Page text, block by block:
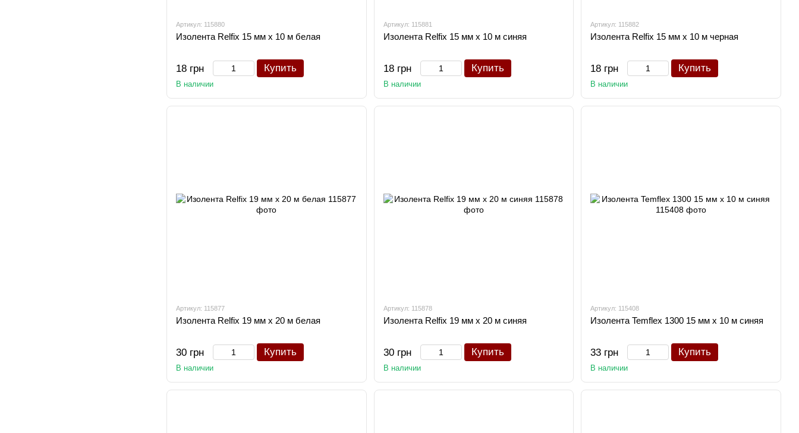
Артикул: 115880
Изолента Relfix 15 мм х 10 м белая
18 грн Купить
В наличии
Артикул: 115881
Изолента Relfix 15 мм х 10 м синяя
18 грн Купить
В наличии
Артикул: 115882
Изолента Relfix 15 мм х 10 м черная
18 грн Купить
В наличии
Артикул: 115877
Изолента Relfix 19 мм х 20 м белая
30 грн Купить
В наличии
Артикул: 115878
Изолента Relfix 19 мм х 20 м синяя
30 грн Купить
В наличии
Артикул: 115408
Изолента Temflex 1300 15 мм х 10 м синяя
33 грн Купить
В наличии